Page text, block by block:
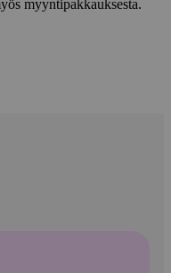
myyntipakkauksesta.